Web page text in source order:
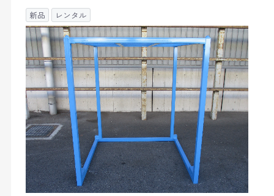
新品 レンタル